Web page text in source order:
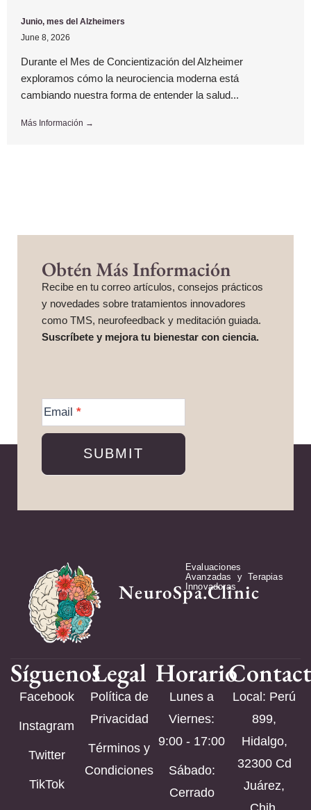
Junio, mes del Alzheimers
June 8, 2026
Durante el Mes de Concientización del Alzheimer
exploramos cómo la neurociencia moderna está
cambiando nuestra forma de entender la salud...
Más Información →
Obtén Más Información
Recibe en tu correo artículos, consejos prácticos
y novedades sobre tratamientos innovadores
como TMS, neurofeedback y meditación guiada.
Suscríbete y mejora tu bienestar con ciencia.
Information
Email *
SUBMIT
NeuroSpa.Clinic
Evaluaciones
Avanzadas y Terapias
Innovadoras
Síguenos
Facebook
Instagram
Twitter
TikTok
Legal
Política de
Privacidad
Términos y
Condiciones
Horario
Lunes a
Viernes:
9:00 - 17:00
Sábado:
Cerrado
Local: Perú
899,
Hidalgo,
32300 Cd
Juárez,